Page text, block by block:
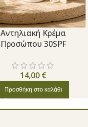
Aντηλιακή Κρέμα
Προσώπου 30SPF
14,00 €
Προσθήκη στο καλάθι